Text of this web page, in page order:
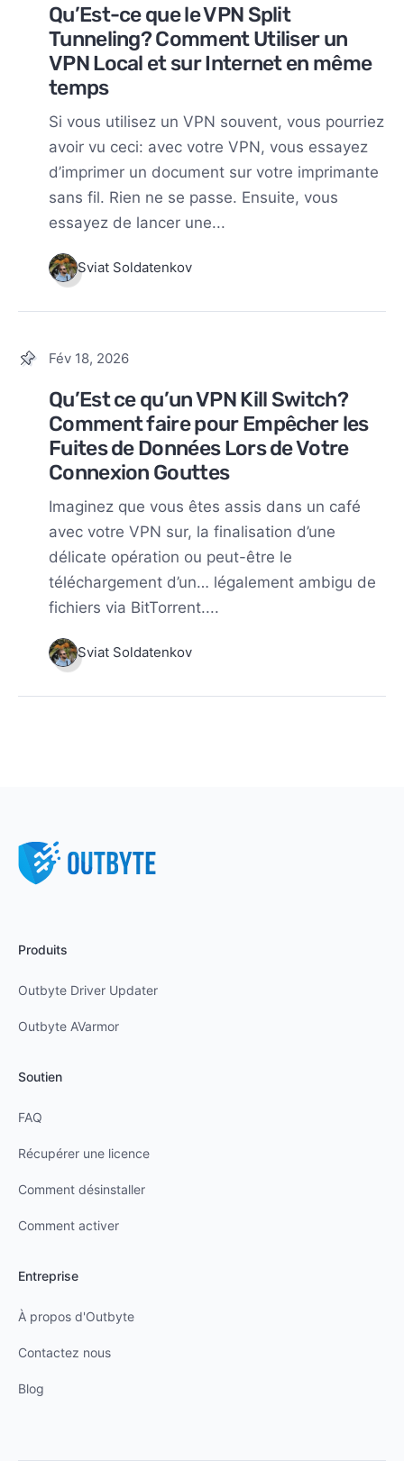
Qu’Est-ce que le VPN Split
Tunneling? Comment Utiliser un
VPN Local et sur Internet en même
temps
Si vous utilisez un VPN souvent, vous pourriez
avoir vu ceci: avec votre VPN, vous essayez
d’imprimer un document sur votre imprimante
sans fil. Rien ne se passe. Ensuite, vous
essayez de lancer une...
Sviat Soldatenkov
Fév 18, 2026
Qu’Est ce qu’un VPN Kill Switch?
Comment faire pour Empêcher les
Fuites de Données Lors de Votre
Connexion Gouttes
Imaginez que vous êtes assis dans un café
avec votre VPN sur, la finalisation d’une
délicate opération ou peut-être le
téléchargement d’un… légalement ambigu de
fichiers via BitTorrent....
Sviat Soldatenkov
Produits
Outbyte Driver Updater
Outbyte AVarmor
Soutien
FAQ
Récupérer une licence
Comment désinstaller
Comment activer
Entreprise
À propos d'Outbyte
Contactez nous
Blog